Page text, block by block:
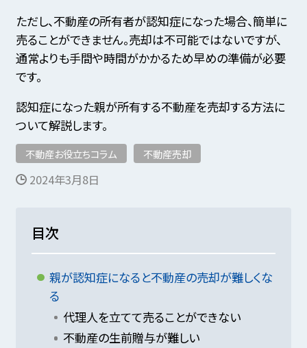
ただし、不動産の所有者が認知症になった場合、簡単に
売ることができません。売却は不可能ではないですが、
通常よりも手間や時間がかかるため早めの準備が必要
です。
認知症になった親が所有する不動産を売却する方法に
ついて解説します。
不動産お役立ちコラム 不動産売却
2024年3月8日
目次
親が認知症になると不動産の売却が難しくな
る
代理人を立てて売ることができない
不動産の生前贈与が難しい